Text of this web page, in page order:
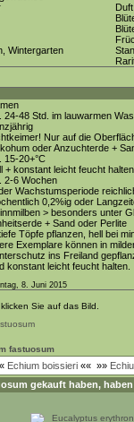
Duft:
Wintergarten
24-48 Std. im lauwarmen
Nur auf die
oder Anzuchterde +
15-20+°C
+ konstant leicht feucht
2-6 Wochen
Wachstumsperiode
0,2%ig oder
> besonders unter
+ Sand oder Perlite
Töpfe pflanzen, hell bei
Exemplare können in
ins Freiland
konstant leicht feucht halten.
8. Juni 2015
Sie auf das Bild.
fastuosum
Echium boissieri«« »»
gekauft haben,